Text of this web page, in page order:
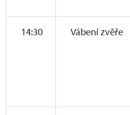
14:30 Vábení zvěře